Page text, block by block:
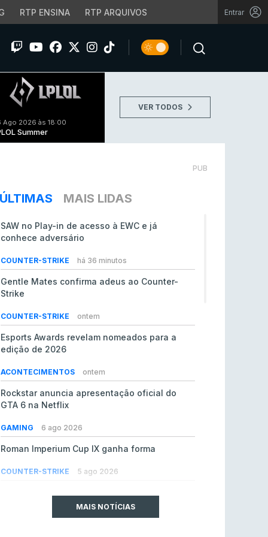
RTP ENSINA RTP ARQUIVOS Entrar
Ago 2026 às 18:00
Summer
VER TODOS
PUB
ÚLTIMAS MAIS LIDAS
SAW no Play-in de acesso à EWC e já
conhece adversário
COUNTER-STRIKE há 36 minutos
Gentle Mates confirma adeus ao Counter-
Strike
COUNTER-STRIKE ontem
Esports Awards revelam nomeados para a
edição de 2026
ACONTECIMENTOS ontem
Rockstar anuncia apresentação oficial do
GTA 6 na Netflix
GAMING 6 ago 2026
Roman Imperium Cup IX ganha forma
COUNTER-STRIKE 5 ago 2026
milhões de dólaresMAIS NOTÍCIAS